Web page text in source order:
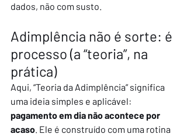
dados, não com susto.
Adimplência não é sorte: é
processo (a “teoria”, na
prática)
Aqui, “Teoria da Adimplência” significa
uma ideia simples e aplicável:
pagamento em dia não acontece por
acaso. Ele é construído com uma rotina